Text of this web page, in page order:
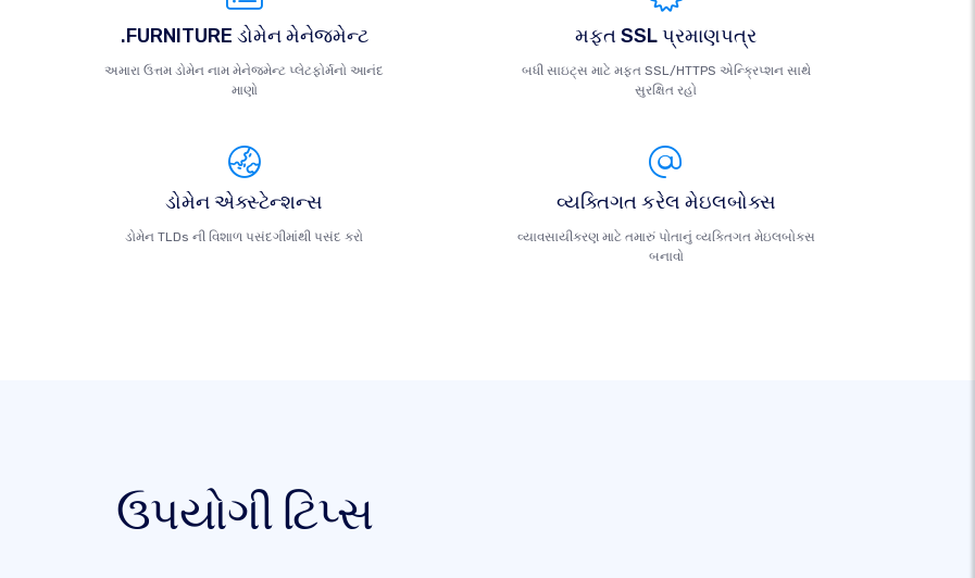
.FURNITURE ડોમેન મેનેજમેન્ટ
અમારા ઉત્તમ ડોમેન નામ મેનેજમેન્ટ પ્લેટફોર્મનો આનંદ
માણો
મફત SSL પ્રમાણપત્ર
બધી સાઇટ્સ માટે મફત SSL/HTTPS એન્ક્રિપ્શન સાથે
સુરક્ષિત રહો
ડોમેન એક્સ્ટેન્શન્સ
ડોમેન TLDs ની વિશાળ પસંદગીમાંથી પસંદ કરો
વ્યક્તિગત કરેલ મેઇલબોક્સ
વ્યાવસાયીકરણ માટે તમારું પોતાનું વ્યક્તિગત મેઇલબોક્સ
બનાવો
ઉપયોગી ટિપ્સ